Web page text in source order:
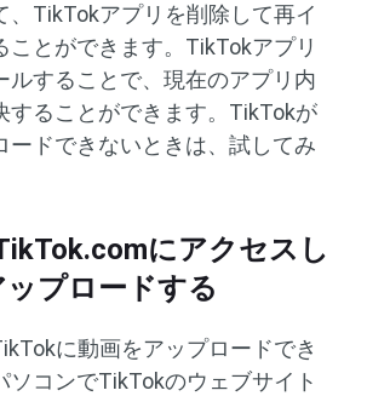
、TikTokアプリを削除して再イ
ことができます。TikTokアプリ
ルすることで、現在のアプリ内
することができます。TikTokが
ードできないときは、試してみ
にアクセスし
プロードする
に動画をアップロードでき
ソコンでTikTokのウェブサイト